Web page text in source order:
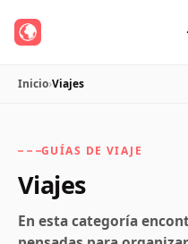
Inicio›Viajes
GUÍAS DE VIAJE
Viajes
En esta categoría